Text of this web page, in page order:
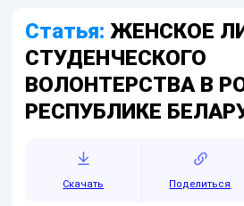
Статья: ЖЕНСКОЕ
СТУДЕНЧЕСКОГО
ВОЛОНТЕРСТВА В
РЕСПУБЛИКЕ
Скачать Поделиться